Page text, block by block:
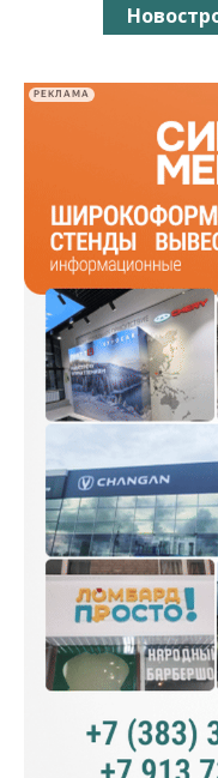
РЕКЛАМА